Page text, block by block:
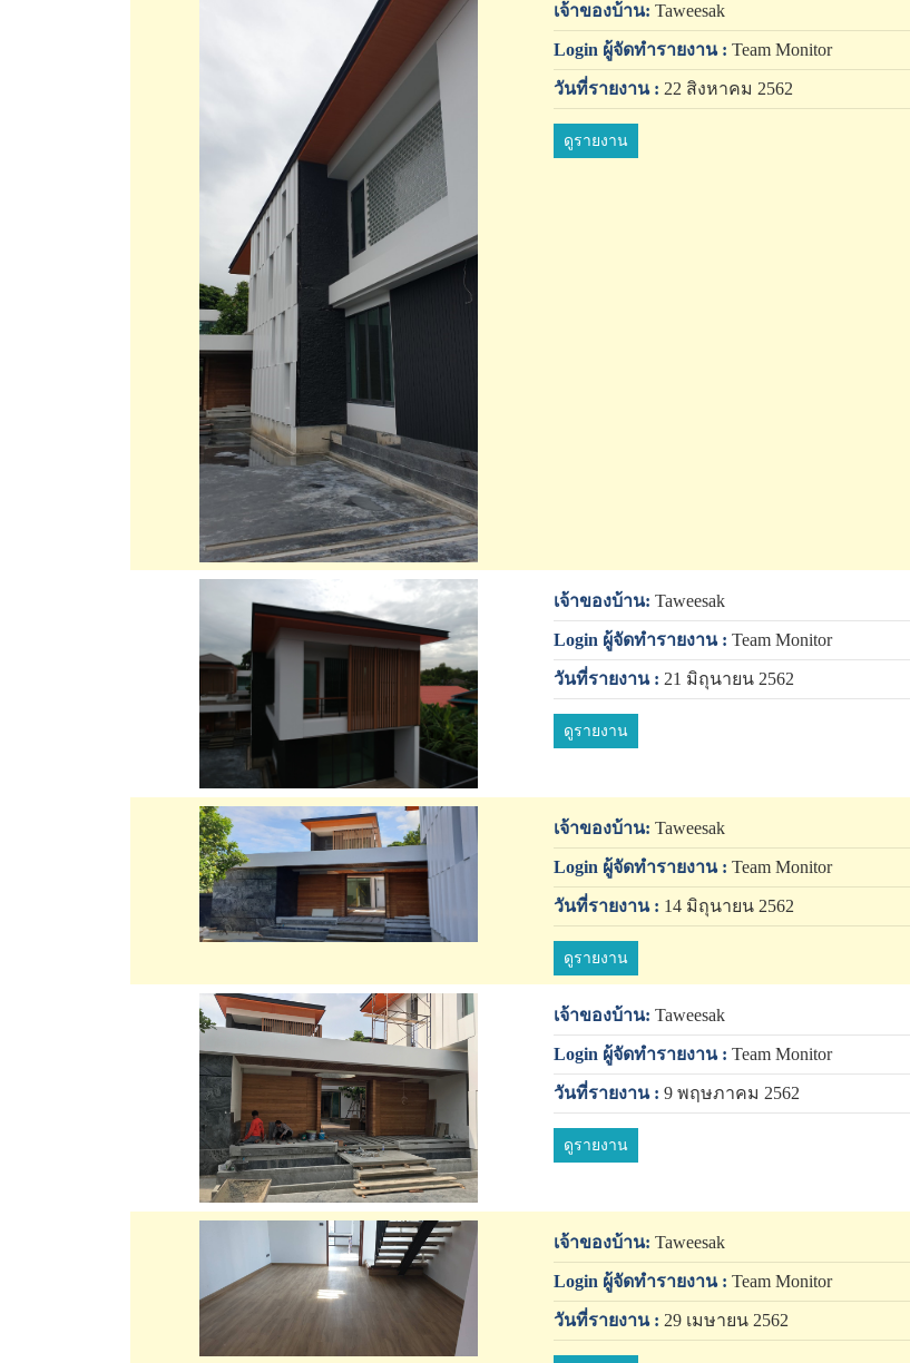
เจ้าของบ้าน: Taweesak
Login ผู้จัดทำรายงาน : Team Monitor
วันที่รายงาน : 22 สิงหาคม 2562
ดูรายงาน
เจ้าของบ้าน: Taweesak
Login ผู้จัดทำรายงาน : Team Monitor
วันที่รายงาน : 21 มิถุนายน 2562
ดูรายงาน
เจ้าของบ้าน: Taweesak
Login ผู้จัดทำรายงาน : Team Monitor
วันที่รายงาน : 14 มิถุนายน 2562
ดูรายงาน
เจ้าของบ้าน: Taweesak
Login ผู้จัดทำรายงาน : Team Monitor
วันที่รายงาน : 9 พฤษภาคม 2562
ดูรายงาน
เจ้าของบ้าน: Taweesak
Login ผู้จัดทำรายงาน : Team Monitor
วันที่รายงาน : 29 เมษายน 2562